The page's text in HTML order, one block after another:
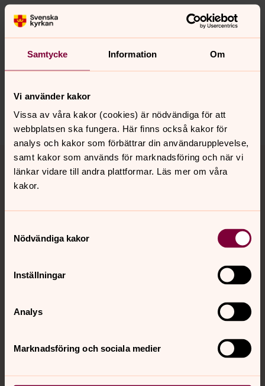
Samtycke Information Om
Vi använder kakor
Vissa av våra kakor (cookies) är nödvändiga för att
webbplatsen ska fungera. Här finns också kakor för
analys och kakor som förbättrar din användarupplevelse,
samt kakor som används för marknadsföring och när vi
länkar vidare till andra plattformar. Läs mer om våra
kakor.
Nödvändiga kakor
Inställningar
Analys
Marknadsföring och sociala medier
Synpunkter eller frågor på sidans
innehåll?
sodra.tjusts.pastorat@svenskakyrkan.se
Dela
Tillbaka till toppen
Tillbaka till innehållet
Kontakt
Sociala kanaler